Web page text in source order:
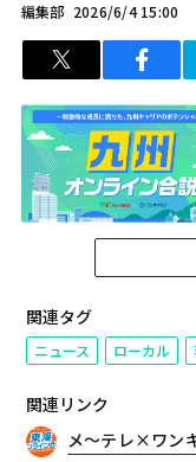
編集部 2026/6/4 15:00
ツイート
関連タグ
ニュース ローカル
関連リンク
メ～テレ×ワンキャリアが「東海オン